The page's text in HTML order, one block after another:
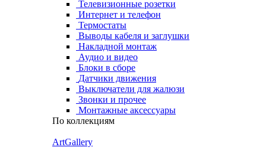
Телевизионные розетки
Интернет и телефон
Термостаты
Выводы кабеля и заглушки
Накладной монтаж
Аудио и видео
Блоки в сборе
Датчики движения
Выключатели для жалюзи
Звонки и прочее
Монтажные аксессуары
По коллекциям
ArtGallery